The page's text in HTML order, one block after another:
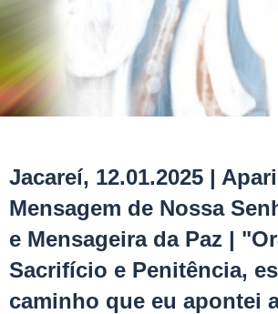
Jacareí, 12.01.2025 |
Mensagem de Nossa
e Mensageira da Paz |
Sacrifício e Penitência,
caminho que eu apontei